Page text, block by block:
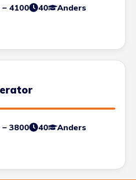
4100 40
Anders
3800 40
Anders